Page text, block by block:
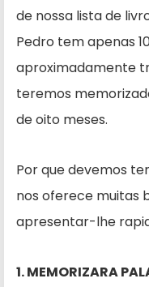
de nossa lista de
Pedro tem apenas
aproximadamente
teremos
de oito meses.
Por que devemos
nos oferece muitas
apresentar-lhe
1. MEMORIZARA